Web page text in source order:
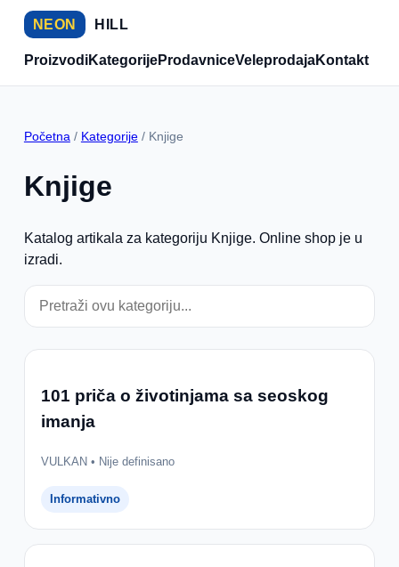
NEON HILL
ProizvodiKategorijeProdavniceVeleprodajaKontakt
Početna / Kategorije/ Knjige
Knjige
Katalog artikala za kategoriju Knjige. Online shop je u
izradi.
101 priča o životinjama sa seoskog
imanja
VULKAN • Nije definisano
Informativno